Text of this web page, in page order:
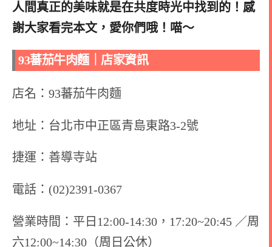
人間真正的美味就是在共度時光中找到的！感
謝大家看完本文，愛你們哦！喵～
93蕃茄牛肉麵｜店家資訊
店名：93蕃茄牛肉麵
地址：台北市中正區青島東路3-2號
捷運： 善導寺站
電話：(02)2391-0367
營業時間：平日12:00-14:30，17:20~20:45 ／周
六12:00~14:30（周日公休）